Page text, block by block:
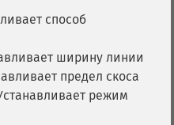
способ
ширину линии
предел скоса
режим